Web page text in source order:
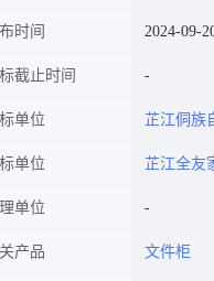
时间 2024-09-
截止时间
单位 芷江侗族
单位 芷江全友
单位
产品 文件柜